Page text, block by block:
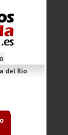
del Río